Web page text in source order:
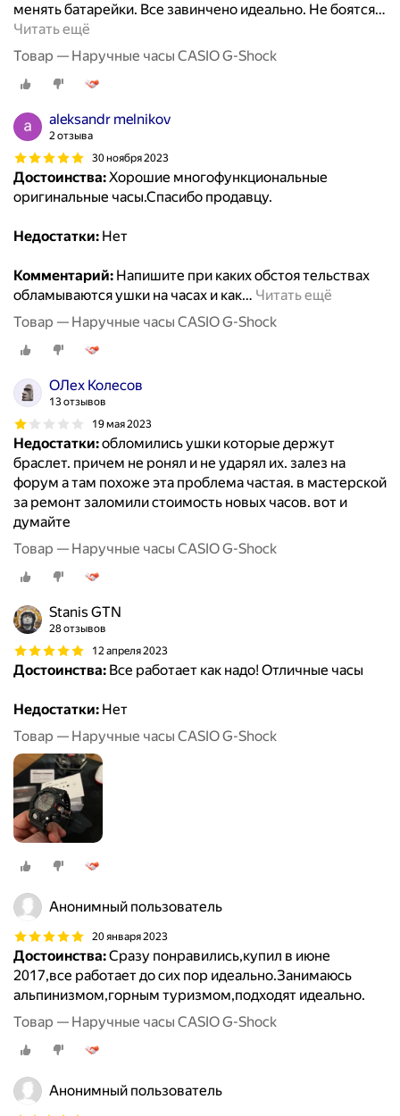
менять батарейки. Все завинчено идеально. Не боятся…
Читать ещё
Товар — Наручные часы CASIO G-Shock
aleksandr melnikov
2 отзыва
30 ноября 2023
Достоинства:Хорошие многофункциональные
оригинальные часы.Спасибо продавцу.
Недостатки: Нет
Комментарий: Напишите при каких обстоя тельствах
обламываются ушки на часах и как… Читать ещё
Товар — Наручные часы CASIO G-Shock
ОЛех Колесов
13 отзывов
19 мая 2023
Недостатки:обломились ушки которые держут
браслет. причем не ронял и не ударял их. залез на
форум а там похоже эта проблема частая. в мастерской
за ремонт заломили стоимость новых часов. вот и
думайте
Товар — Наручные часы CASIO G-Shock
Stanis GTN
28 отзывов
12 апреля 2023
Достоинства: Все работает как надо! Отличные часы
Недостатки: Нет
Товар — Наручные часы CASIO G-Shock
Анонимный пользователь
20 января 2023
Достоинства:Сразу понравились,купил в июне
2017,все работает до сих пор идеально.Занимаюсь
альпинизмом,горным туризмом,подходят идеально.
Товар — Наручные часы CASIO G-Shock
Анонимный пользователь